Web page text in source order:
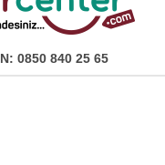
0850 840 25 65